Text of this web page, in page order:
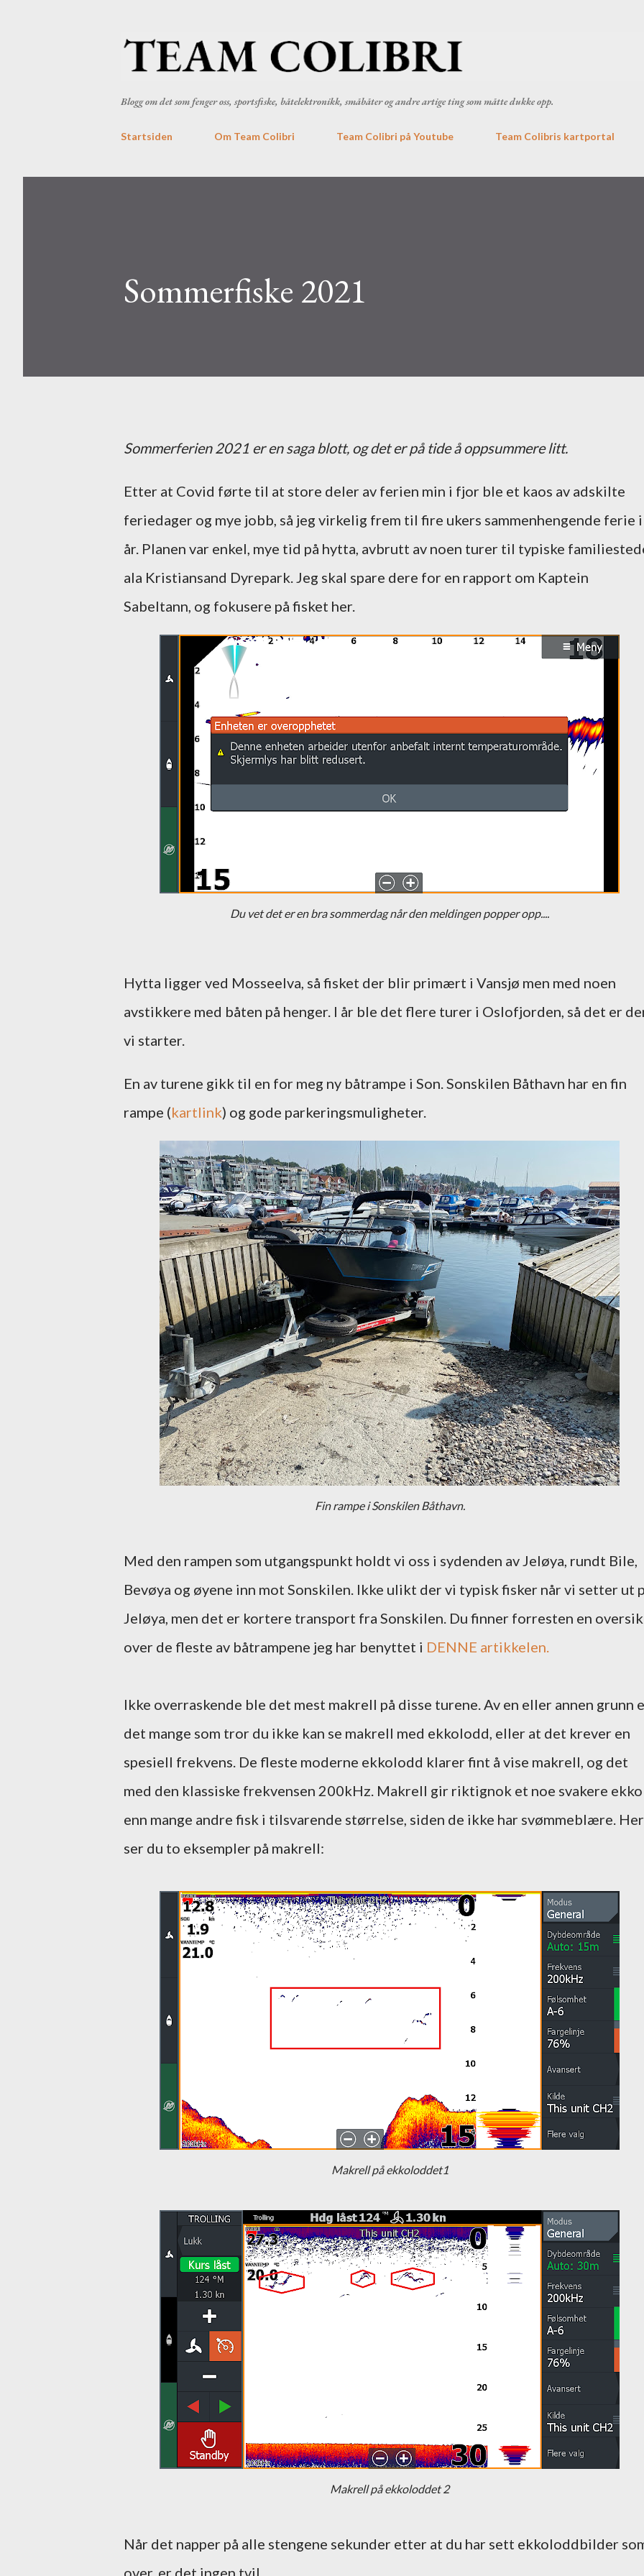
Blogg om det som fenger oss, sportsfiske, båtelektronikk, småbåter og andre artige ting som måtte dukke opp.
Startsiden Om Team Colibri Team Colibri på Youtube Team Colibris kartportal
Sommerfiske 2021
Sommerferien 2021 er en saga blott, og det er på tide å oppsummere litt.
Etter at Covid førte til at store deler av ferien min i fjor ble et kaos av adskilte
feriedager og mye jobb, så jeg virkelig frem til fire ukers sammenhengende ferie i
år. Planen var enkel, mye tid på hytta, avbrutt av noen turer til typiske
ala Kristiansand Dyrepark. Jeg skal spare dere for en rapport om Kaptein
Sabeltann, og fokusere på fisket her.
Du vet det er en bra sommerdag når den meldingen popper opp....
Hytta ligger ved Mosseelva, så fisket der blir primært i Vansjø men med noen
avstikkere med båten på henger. I år ble det flere turer i Oslofjorden, så det er
vi starter.
En av turene gikk til en for meg ny båtrampe i Son. Sonskilen Båthavn har en fin
rampe (kartlink) og gode parkeringsmuligheter.
Fin rampe i Sonskilen Båthavn.
Med den rampen som utgangspunkt holdt vi oss i sydenden av Jeløya, rundt Bile,
Bevøya og øyene inn mot Sonskilen. Ikke ulikt der vi typisk fisker når vi setter ut
Jeløya, men det er kortere transport fra Sonskilen. Du finner forresten en
over de fleste av båtrampene jeg har benyttet i DENNE artikkelen.
Ikke overraskende ble det mest makrell på disse turene. Av en eller annen grunn
det mange som tror du ikke kan se makrell med ekkolodd, eller at det krever en
spesiell frekvens. De fleste moderne ekkolodd klarer fint å vise makrell, og det
med den klassiske frekvensen 200kHz. Makrell gir riktignok et noe svakere ekko
enn mange andre fisk i tilsvarende størrelse, siden de ikke har svømmeblære. Her
ser du to eksempler på makrell:
Makrell på ekkoloddet1
Makrell på ekkoloddet 2
Når det napper på alle stengene sekunder etter at du har sett ekkoloddbilder
over, er det ingen tvil.